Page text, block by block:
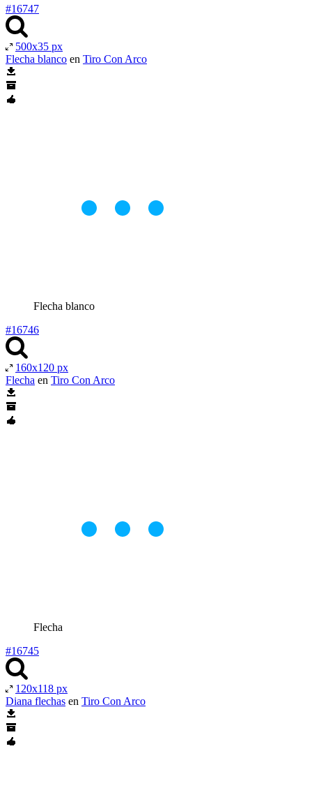
#16747
500x35 px
Flecha blanco en Tiro Con Arco
Flecha blanco
#16746
160x120 px
Flecha en Tiro Con Arco
Flecha
#16745
120x118 px
Diana flechas en Tiro Con Arco